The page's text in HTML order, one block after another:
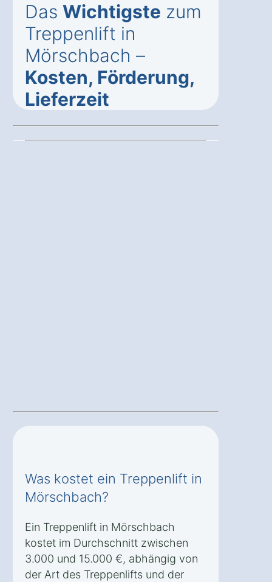
Das Wichtigste zum
Treppenlift in
Mörschbach –
Kosten, Förderung,
Lieferzeit
Was kostet ein Treppenlift in
Mörschbach?
Ein Treppenlift in Mörschbach
kostet im Durchschnitt zwischen
3.000 und 15.000 €, abhängig von
der Art des Treppenlifts und der